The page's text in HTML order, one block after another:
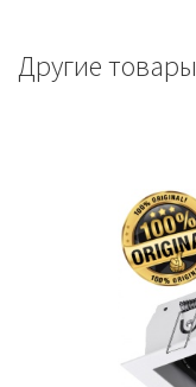
Другие